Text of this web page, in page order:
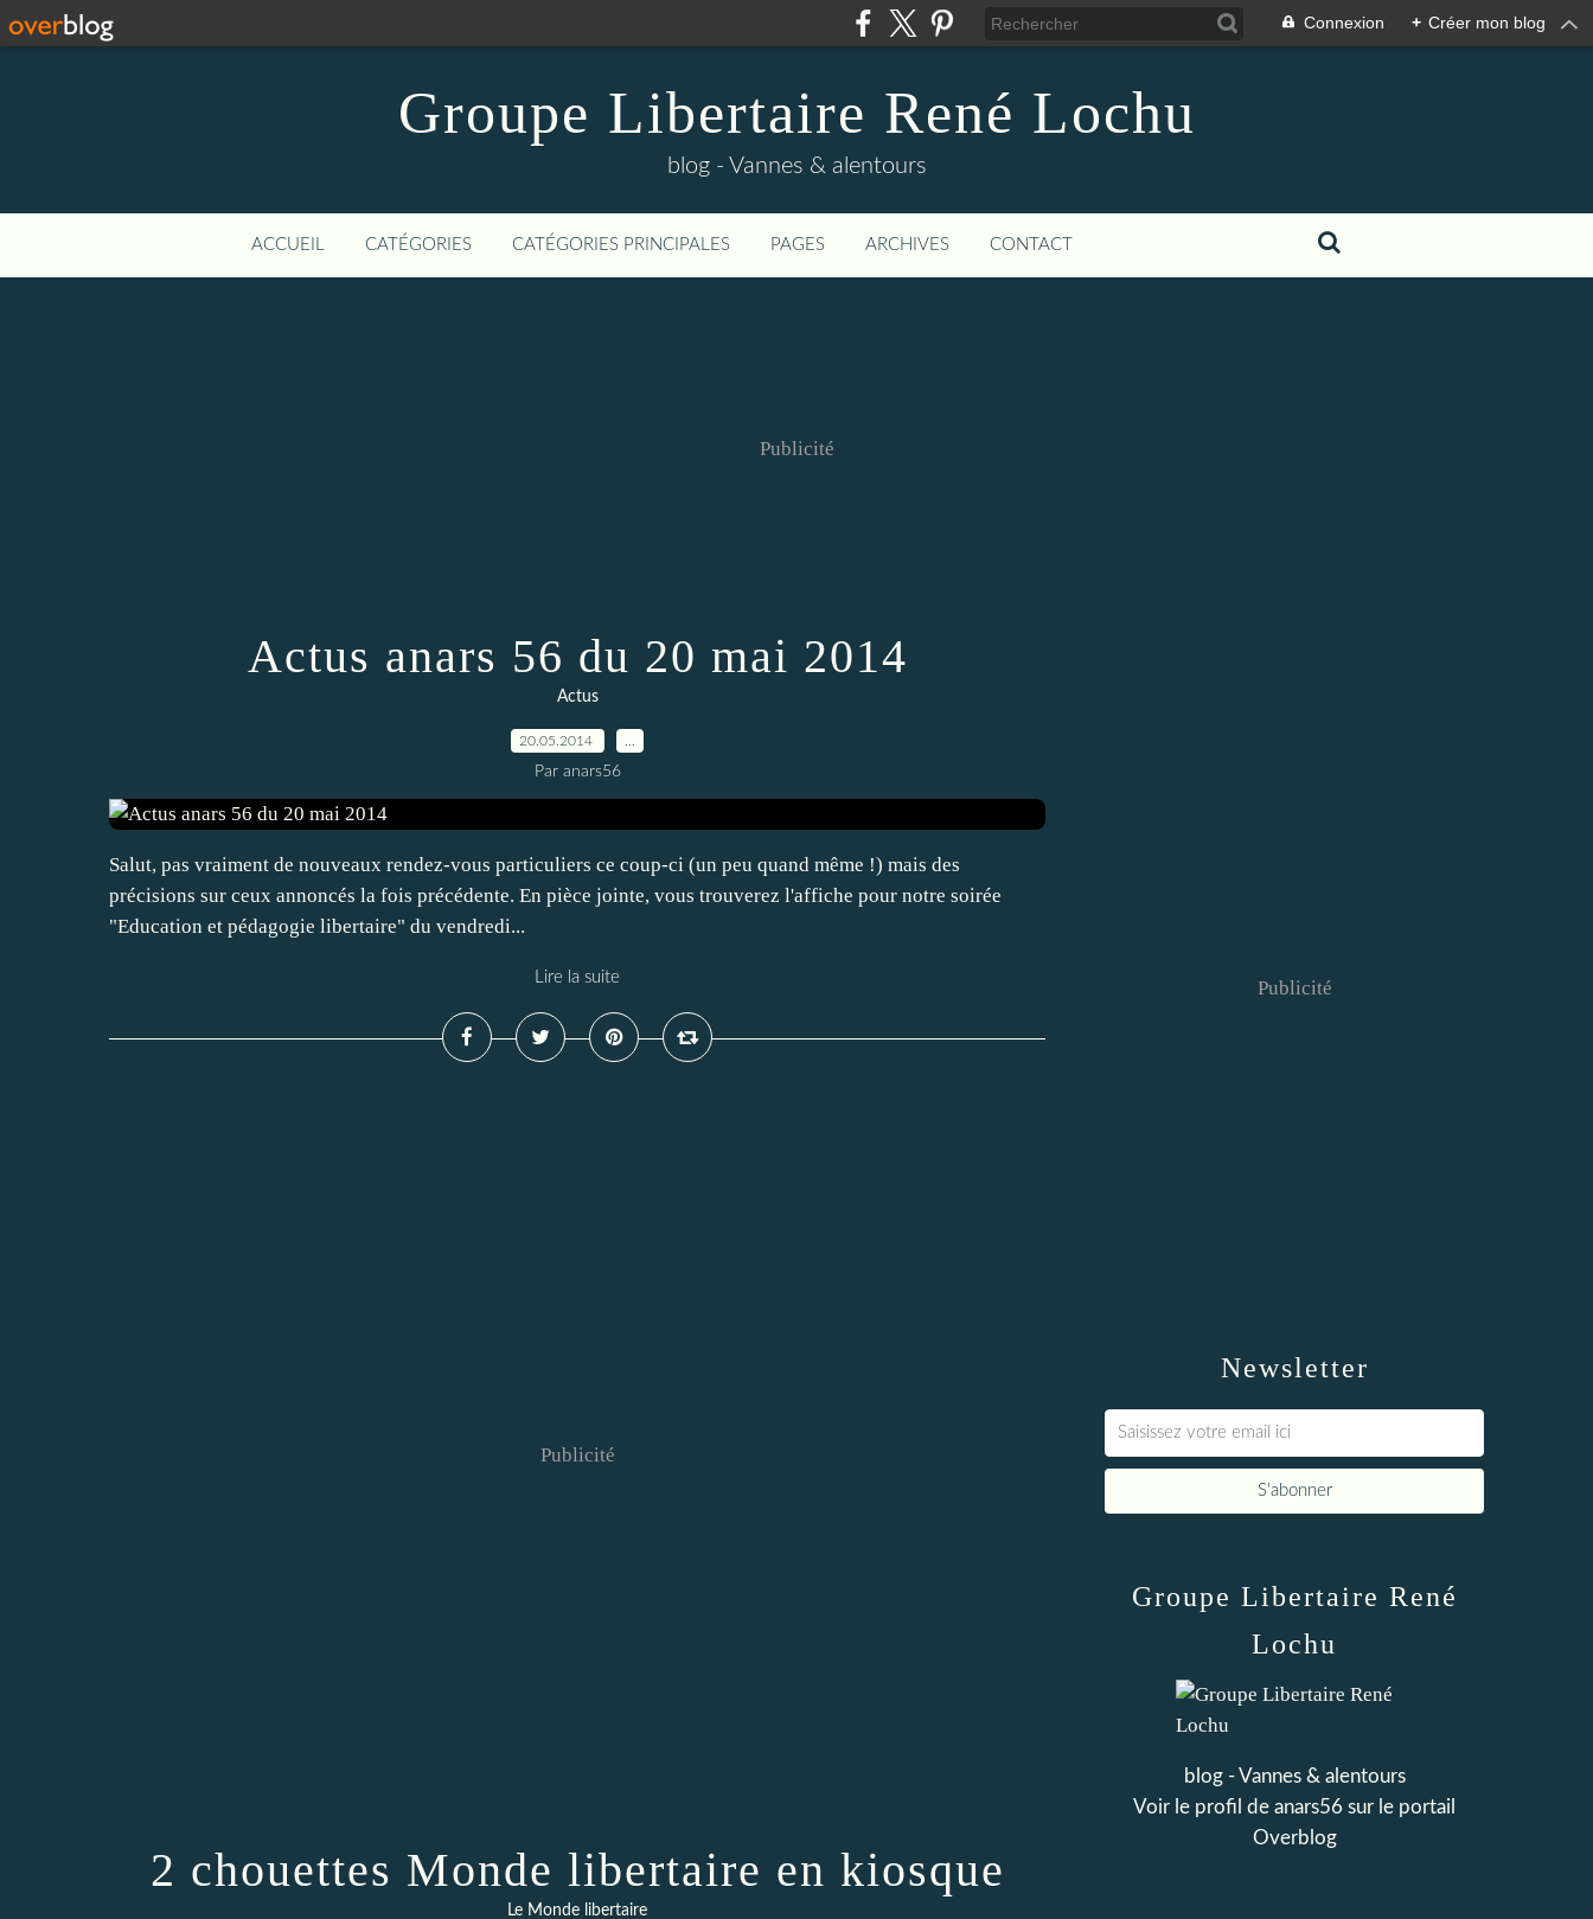
Connexion + Créer mon blog
Groupe Libertaire René Lochu
blog - Vannes & alentours
ACCUEIL CATÉGORIES CATÉGORIES PRINCIPALES PAGES ARCHIVES CONTACT
Publicité
Actus anars 56 du 20 mai 2014
Actus
20.05.2014
Par anars56
Salut, pas vraiment de nouveaux rendez-vous particuliers ce coup-ci (un peu quand même !) mais des
précisions sur ceux annoncés la fois précédente. En pièce jointe, vous trouverez l'affiche pour notre soirée
"Education et pédagogie libertaire" du vendredi...
Lire la suite
Publicité
2 chouettes Monde libertaire en kiosque
Le Monde libertaire
Newsletter
Publicité
Groupe Libertaire René
Lochu
blog - Vannes & alentours
Voir le profil de anars56 sur le portail
Overblog